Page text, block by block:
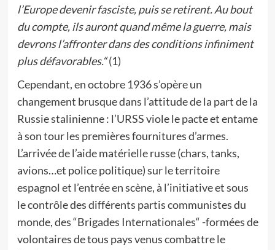
l’Europe devenir fasciste, puis se retirent. Au bout
du compte, ils auront quand même la guerre, mais
devrons l’affronter dans des conditions infiniment
plus défavorables.“(1)
Cependant, en octobre 1936 s’opère un
changement brusque dans l’attitude de la part de la
Russie stalinienne : l’URSS viole le pacte et entame
à son tour les premières fournitures d’armes.
L’arrivée de l’aide matérielle russe (chars, tanks,
avions…et police politique) sur le territoire
espagnol et l’entrée en scène, à l’initiative et sous
le contrôle des différents partis communistes du
monde, des “Brigades Internationales“ -formées de
volontaires de tous pays venus combattre le